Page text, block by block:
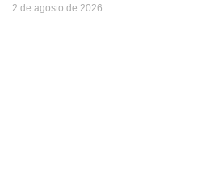
2 de agosto de 2026